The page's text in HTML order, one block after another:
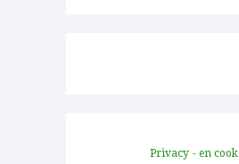
Privacy - en